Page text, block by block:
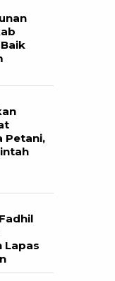
Petani,
Lapas